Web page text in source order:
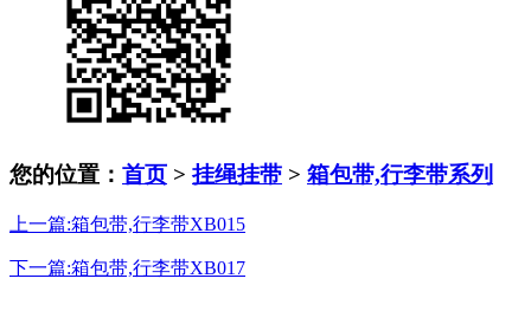
您的位置： 首页 > 挂绳挂带 > 箱包带,行李带系列
上一篇:箱包带,行李带XB015
下一篇:箱包带,行李带XB017